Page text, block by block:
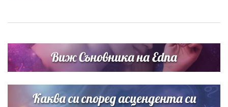
Виж Съновника на Edna
Каква си според асцендента си